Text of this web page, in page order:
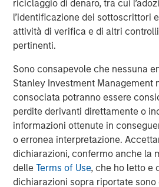
riciclaggio di denaro, tra cui
l’identificazione dei sottoscrittori
attività di verifica e di altri
pertinenti.
Sono consapevole che nessuna
Stanley Investment Management
consociata potranno essere
perdite derivanti direttamente o
informazioni ottenute in
o erronea interpretazione.
dichiarazioni, confermo anche la
delleTerms of Use, che ho letto e
dichiarazioni sopra riportate sono
into their investment
There is a sizable perception
ethnicity: 70% of white asset
compared to just 35% of
Public pension funds are leading
63% of public pension fund
organization always
diversity in its due diligence
deciding whether to invest
manager, compared with
owners